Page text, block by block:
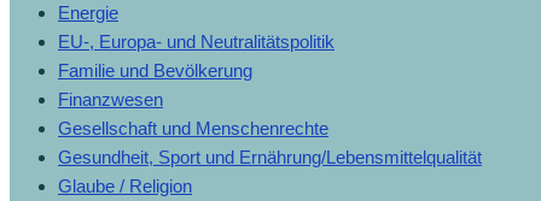
Energie
EU-, Europa- und Neutralitätspolitik
Familie und Bevölkerung
Finanzwesen
Gesellschaft und Menschenrechte
Gesundheit, Sport und Ernährung/Lebensmittelqualität
Glaube / Religion